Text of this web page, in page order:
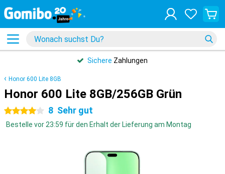
Sichere Zahlungen
Honor 600 Lite 8GB
Honor 600 Lite 8GB/256GB Grün
4 Sterne 8 Sehr gut
Bestelle vor 23:59 für den Erhalt der Lieferung am Montag